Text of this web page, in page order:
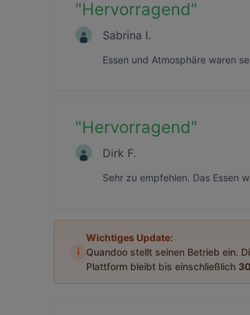
"Hervorragend"
Sabrina I.
Essen und Atmosphäre waren
"Hervorragend"
Dirk F.
Sehr zu empfehlen. Das Essen
i
Wichtiges Update:
Quandoo stellt seinen Betrieb ein.
Plattform bleibt bis einschließlich